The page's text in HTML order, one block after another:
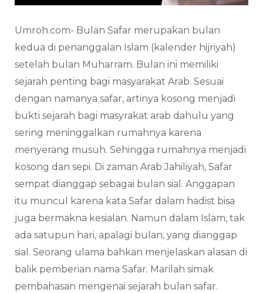
Umroh.com- Bulan Safar merupakan bulan
kedua di penanggalan Islam (kalender hijriyah)
setelah bulan Muharram. Bulan ini memiliki
sejarah penting bagi masyarakat Arab. Sesuai
dengan namanya safar, artinya kosong menjadi
bukti sejarah bagi masyrakat arab dahulu yang
sering meninggalkan rumahnya karena
menyerang musuh. Sehingga rumahnya menjadi
kosong dan sepi. Di zaman Arab Jahiliyah, Safar
sempat dianggap sebagai bulan sial. Anggapan
itu muncul karena kata Safar dalam hadist bisa
juga bermakna kesialan. Namun dalam Islam, tak
ada satupun hari, apalagi bulan, yang dianggap
sial. Seorang ulama bahkan menjelaskan alasan di
balik pemberian nama Safar. Marilah simak
pembahasan mengenai sejarah bulan safar.